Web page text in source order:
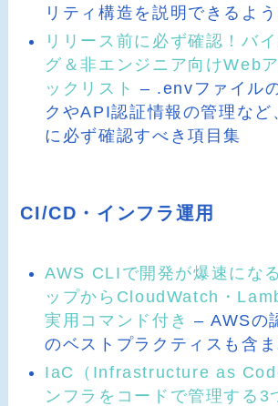
リティ構造を説明できるよ
リリース前に必ず確認！バ
グ＆非エンジニア向けWeb
ックリスト – .envファイル
クやAPI認証情報の管理など
に必ず確認すべき項目集
CI/CD・インフラ運用
AWS CLIで開発が爆速にな
ップからCloudWatch・
実用コマンド付き – AWSの
のベストプラクティスも含
IaC（Infrastructure as
ンフラをコードで管理する3